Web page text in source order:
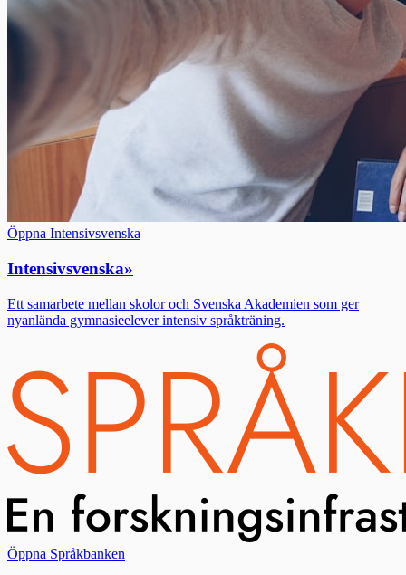
Öppna Intensivsvenska
Intensivsvenska»
Ett samarbete mellan skolor och Svenska Akademien som ger
nyanlända gymnasieelever intensiv språkträning.
Öppna Språkbanken